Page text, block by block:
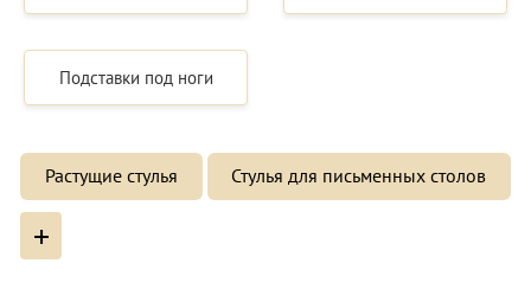
Подставки под ноги
Растущие стулья Стулья для письменных столов
+